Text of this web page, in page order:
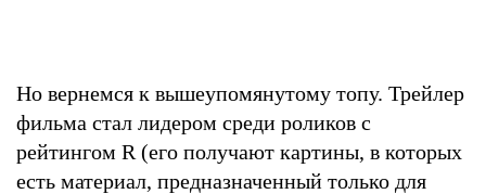
Но вернемся к вышеупомянутому топу. Трейлер
фильма стал лидером среди роликов с
рейтингом R (его получают картины, в которых
есть материал, предназначенный только для